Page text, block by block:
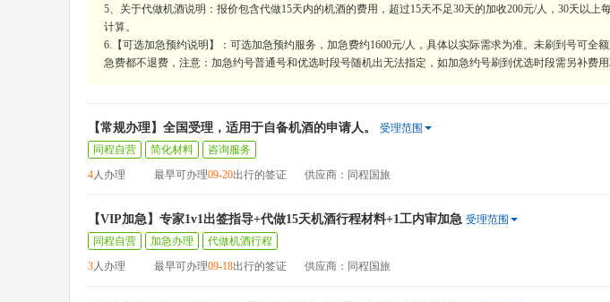
5、关于代做机酒说明：报价包含代做15天内的机酒的费用，超过15天不足30天的加收200元/人，30天以上
计算。
6.【可选加急预约说明】：可选加急预约服务，加急费约1600元/人，具体以实际需求为准。未刷到号可全
急费都不退费，注意：加急约号普通号和优选时段号随机出无法指定，如加急约号刷到优选时段需另补费用
【常规办理】全国受理，适用于自备机酒的申请人。
受理范围
同程自营
简化材料
咨询服务
4人办理 最早可办理09-20出行的签证 供应商：同程国旅
【VIP加急】专家1v1出签指导+代做15天机酒行程材料+1工内审加急 受理范围
同程自营
加急办理
代做机酒行程
3人办理 最早可办理09-18出行的签证 供应商：同程国旅